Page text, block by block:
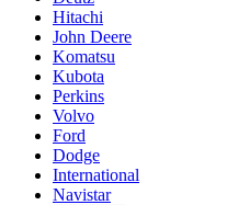
Hitachi
John Deere
Komatsu
Kubota
Perkins
Volvo
Ford
Dodge
International
Navistar